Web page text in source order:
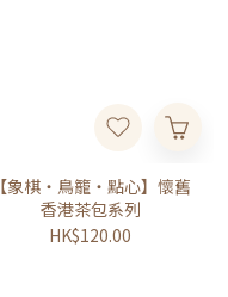
【象棋・鳥籠・點心】懷舊
香港茶包系列
HK$120.00